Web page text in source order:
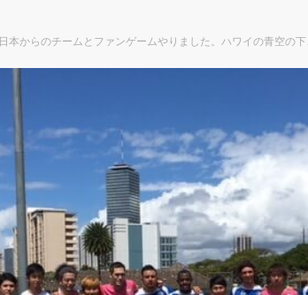
日本からのチームとファンゲームやりました。ハワイの青空の下